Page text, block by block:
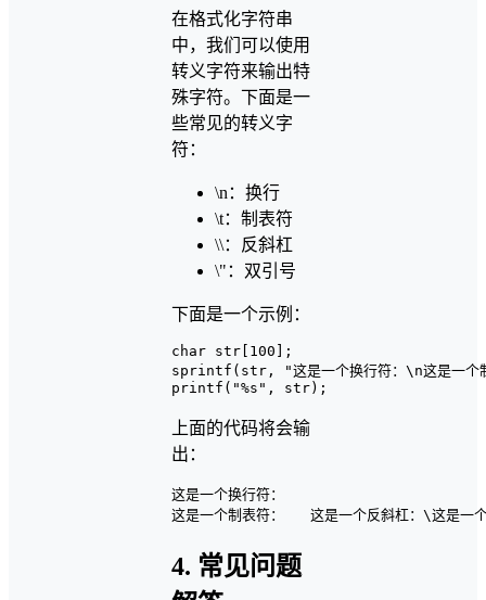
在格式化字符串
中，我们可以使用
转义字符来输出特
殊字符。下面是一
些常见的转义字
符：
\n：换行
\t：制表符
\\：反斜杠
\"：双引号
下面是一个示例：
char str[100];
sprintf(str, "这是一个换行符：\n这是一个
上面的代码将会输
出：
这是一个换行符：
4. 常见问题